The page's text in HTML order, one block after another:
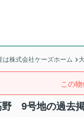
株式会社ケーズホーム
この
野 9号地の過去